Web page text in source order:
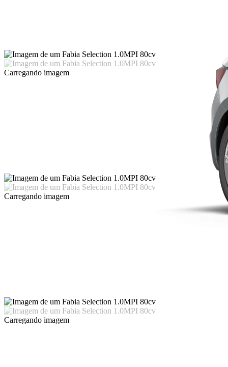
Carregando imagem
Carregando imagem
Carregando imagem